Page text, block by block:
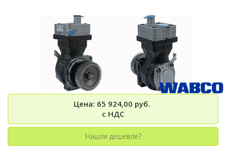
Цена: 65 924,00 руб.
с НДС
Нашли дешевле?